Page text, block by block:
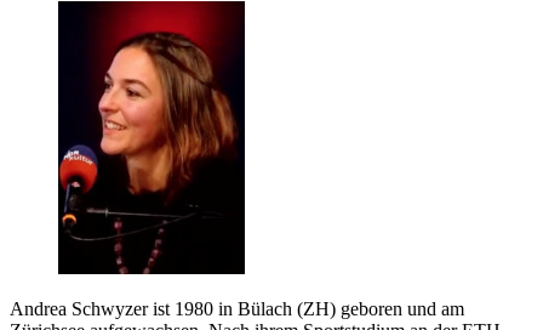
Andrea Schwyzer ist 1980 in Bülach (ZH) geboren und am